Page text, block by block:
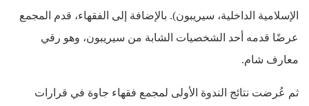
الإسلامية الداخلية، سيريبون). بالإضافة إلى الفقهاء، قدم المجمع
عرضًا قدمه أحد الشخصيات الشابة من سيريبون، وهو رقي
معارف شام.
ثم عُرضت نتائج الندوة الأولى لمجمع فقهاء جاوة في قرارات